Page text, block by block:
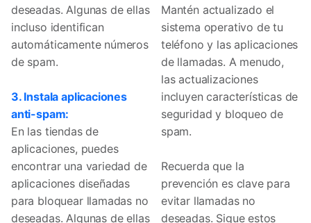
deseadas. Algunas de ellas
incluso identifican
automáticamente números
de spam.
3. Instala aplicaciones
anti-spam:
En las tiendas de
aplicaciones, puedes
encontrar una variedad de
aplicaciones diseñadas
para bloquear llamadas no
deseadas. Algunas de ellas
Mantén actualizado el
sistema operativo de tu
teléfono y las aplicaciones
de llamadas. A menudo,
las actualizaciones
incluyen características de
seguridad y bloqueo de
spam.
Recuerda que la
prevención es clave para
evitar llamadas no
deseadas. Sigue estos